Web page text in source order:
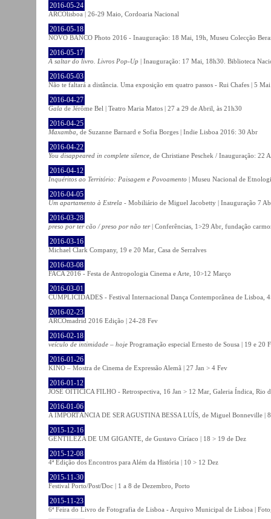
2016-05-24
ARCOlisboa | 26-29 Maio, Cordoaria Nacional
2016-05-18
NOVO BANCO Photo 2016 - Inauguração: 18 Mai, 19h, Museu Colecção
2016-05-17
A saltar do livro. Livros Pop-Up | Inauguração: 17 Mai, 18h30. Biblioteca
2016-05-03
Não te faltará a distância. Uma exposição em quatro passos - Rui Chafes | 5
2016-04-27
Gala de Jérôme Bel | Teatro Maria Matos | 27 a 29 de Abril, às 21h30
2016-04-25
Maxamba , de Suzanne Barnard e Sofia Borges | Indie Lisboa 2016: 30 Abr
2016-04-22
You disappeared in complete silence , de Christiane Peschek / Inauguração: 22
2016-04-12
Inquéritos ao Território: Paisagem e Povoamento | Museu Nacional de
2016-04-05
Um apartamento à Estrela - Mobiliário de Miguel Jacobetty | Inauguração 7
2016-03-28
preso por ter cão / preso por não ter| Conferências, 1>29 Abr, fundação
2016-03-16
Michael Clark Company, 19 e 20 Mar, Casa de Serralves
2016-03-08
FACA 2016 - Festa de Antropologia Cinema e Arte, 10>12 Março
2016-03-01
CUMPLICIDADES - Festival Internacional Dança Contemporânea de Lisboa,
2016-02-23
ARCOmadrid 2016 Edição | 24-28 Fev
2016-02-18
veículo de intimidade – hoje Programação especial Ernesto de Sousa | 19 e 20
2016-01-26
KINO – Mostra de Cinema de Expressão Alemã | 27 Jan > 4 Fev
2016-01-12
JOSÉ OITICICA FILHO - Retrospectiva, 16 Jan > 12 Mar, Galeria Índica, Rio
2016-01-06
A IMPORTÂNCIA DE SER AGUSTINA BESSA LUÍS, de Miguel Bonneville |
2015-12-16
GENTILEZA DE UM GIGANTE, de Gustavo Ciríaco | 18 > 19 de Dez
2015-12-08
4ª Edição dos Encontros para Além da História | 10 > 12 Dez
2015-11-30
Festival Porto/Post/Doc | 1 a 8 de Dezembro, Porto
2015-11-23
6ª Feira do Livro de Fotografia de Lisboa - Arquivo Municipal de Lisboa |